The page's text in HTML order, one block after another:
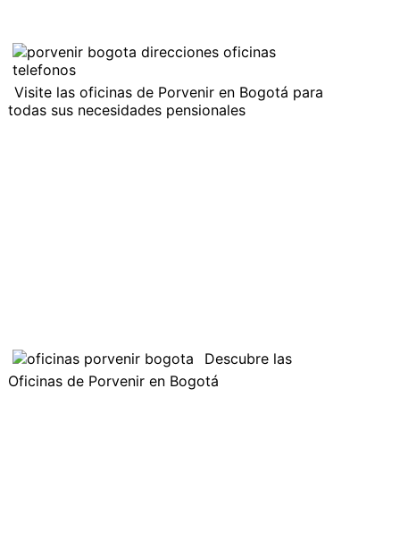
Visite las oficinas de Porvenir en Bogotá para
todas sus necesidades pensionales
Descubre las
Oficinas de Porvenir en Bogotá